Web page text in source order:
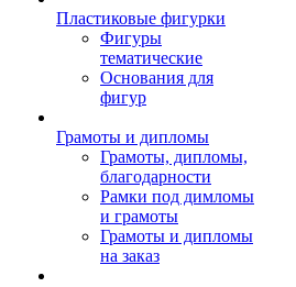
Пластиковые фигурки
Фигуры
тематические
Основания для
фигур
Грамоты и дипломы
Грамоты, дипломы,
благодарности
Рамки под димломы
и грамоты
Грамоты и дипломы
на заказ